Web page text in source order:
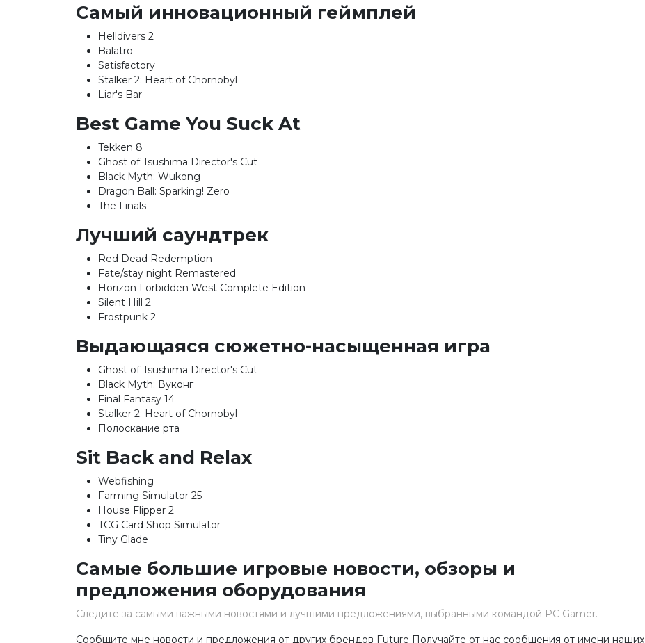
Самый инновационный геймплей
Helldivers 2
Balatro
Satisfactory
Stalker 2: Heart of Chornobyl
Liar's Bar
Best Game You Suck At
Tekken 8
Ghost of Tsushima Director's Cut
Black Myth: Wukong
Dragon Ball: Sparking! Zero
The Finals
Лучший саундтрек
Red Dead Redemption
Fate/stay night Remastered
Horizon Forbidden West Complete Edition
Silent Hill 2
Frostpunk 2
Выдающаяся сюжетно-насыщенная игра
Ghost of Tsushima Director's Cut
Black Myth: Вуконг
Final Fantasy 14
Stalker 2: Heart of Chornobyl
Полоскание рта
Sit Back and Relax
Webfishing
Farming Simulator 25
House Flipper 2
TCG Card Shop Simulator
Tiny Glade
Самые большие игровые новости, обзоры и
предложения оборудования
Следите за самыми важными новостями и лучшими предложениями, выбранными командой PC Gamer.
Сообщите мне новости и предложения от других брендов Future Получайте от нас сообщения от имени наших